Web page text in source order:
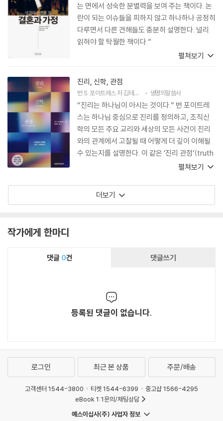
는 면에서 성숙한 분별력을 보여 주는 책이다. 논
란이 되는 이슈들을 피하지 않고 하나하나 공정히
다루면서 다른 견해들도 충분히 설명한다. 널리
읽혀야 할 탁월한 책이다.”
펼쳐보기
진리, 신학, 관점
번 S. 포이트레스저김태곤 역 생명의말씀사
“진리는 하나님이 아시는 것이다.” 번 포이트레
스는 하나님 중심으로 진리를 정의하고, 조직신
학의 모든 주요 교리와 세상의 모든 사건이 진리
와의 관계에서 고찰될 때 어떻게 더 깊이 이해될
수 있는지를 설명한다. 이 같은 ‘진리 관점’(truth
perspective)은 존재하는 모든 것과 진리의 관
다. 포이트레스는 성경에 충실하려고 늘 주의하면
서도 창조적으로 사고하는 특출난 역량을 다시금
펼쳐보기
더보기
작가에게 한마디
댓글 0건 댓글쓰기
등록된 댓글이 없습니다.
로그인 최근 본 상품 주문/배송
고객센터 1544-3800 티켓 1544-6399
중고샵 1566-4295
eBook 1:1문의/채팅상담
예스이십사(주) 사업자 정보